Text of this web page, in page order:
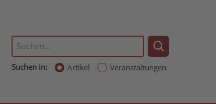
Suchen in: Artikel Veranstaltungen